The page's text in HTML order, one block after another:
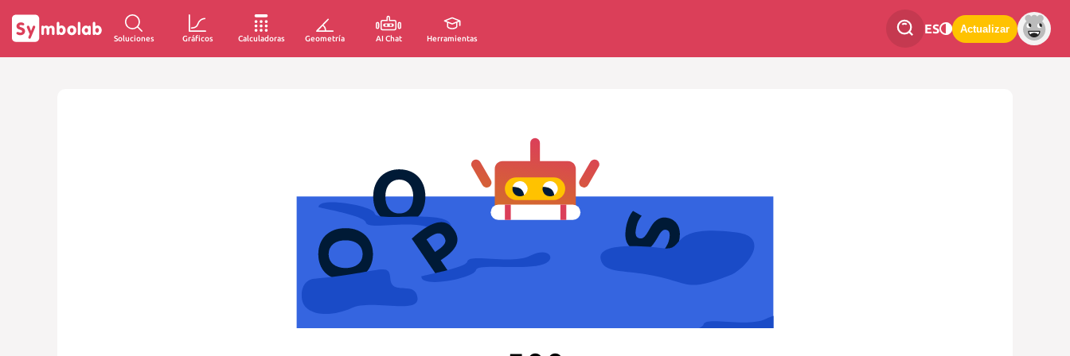
Soluciones Gráficos Calculadoras Geometría AI Chat Herramientas
ES Actualizar